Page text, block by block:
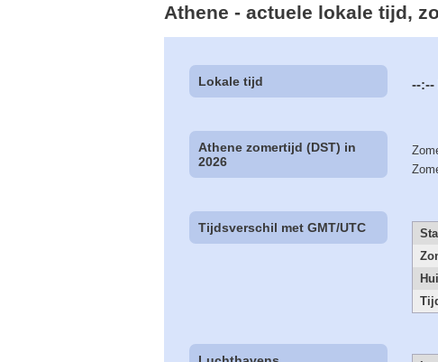
Athene - actuele lokale tijd,
Lokale tijd --:--
Athene zomertijd (DST) in
2026
Tijdsverschil met GMT/UTC